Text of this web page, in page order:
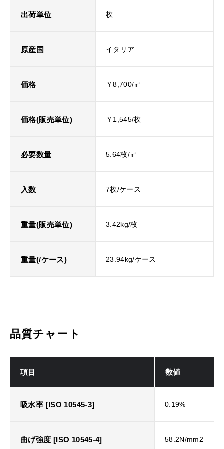
出荷単位 枚
原産国 イタリア
価格 ￥8,700/㎡
価格(販売単位) ￥1,545/枚
必要数量 5.64枚/㎡
入数 7枚/ケース
重量(販売単位) 3.42kg/枚
重量(/ケース) 23.94kg/ケース
品質チャート
項目 数値
吸水率 [ISO 10545-3] 0.19%
曲げ強度 [ISO 10545-4] 58.2N/mm2